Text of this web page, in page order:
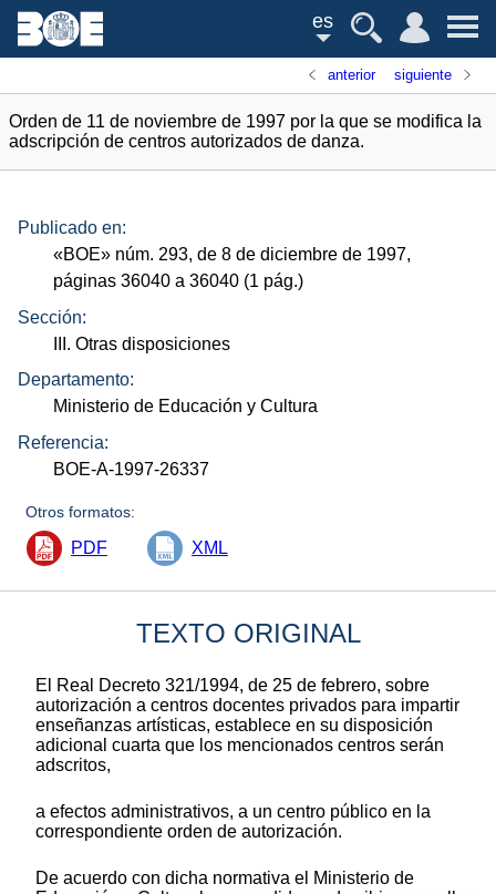
es
anterior siguiente
Orden de 11 de noviembre de 1997 por la que se modifica la
adscripción de centros autorizados de danza.
Publicado en:
«BOE» núm. 293, de 8 de diciembre de 1997,
páginas 36040 a 36040 (1 pág.)
Sección:
III. Otras disposiciones
Departamento:
Ministerio de Educación y Cultura
Referencia:
BOE-A-1997-26337
Otros formatos:
PDF XML
TEXTO ORIGINAL
El Real Decreto 321/1994, de 25 de febrero, sobre
autorización a centros docentes privados para impartir
enseñanzas artísticas, establece en su disposición
adicional cuarta que los mencionados centros serán
adscritos,
a efectos administrativos, a un centro público en la
correspondiente orden de autorización.
De acuerdo con dicha normativa el Ministerio de